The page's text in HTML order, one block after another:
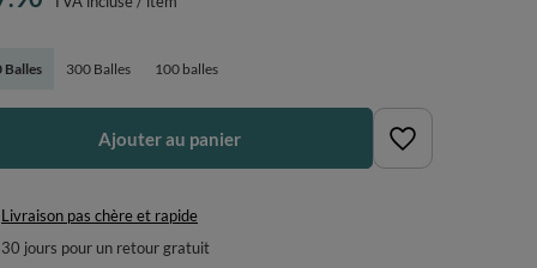
Balles 300 Balles 100 balles
Ajouter au panier
Livraison pas chère et rapide
30 jours pour un retour gratuit